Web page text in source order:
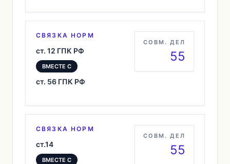
СВЯЗКА НОРМ
ст. 12 ГПК РФ
ВМЕСТЕ С
ст. 56 ГПК РФ
СОВМ. ДЕЛ
55
СВЯЗКА НОРМ
ст.14
ВМЕСТЕ С
СОВМ. ДЕЛ
55